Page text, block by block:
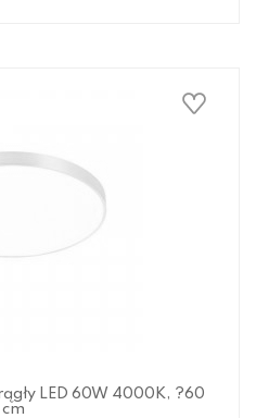
LED 60W 4000K, ?60
cm